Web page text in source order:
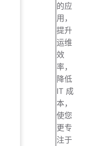
的应
用，
提升
运维
效
率，
降低
IT 成
本，
使您
更专
注于